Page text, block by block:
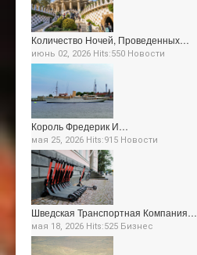
Количество Ночей, Проведенных…
июнь 02, 2026 Hits:550 Новости
Король Фредерик И…
мая 25, 2026 Hits:915 Новости
Шведская Транспортная Компания…
мая 18, 2026 Hits:525 Бизнес